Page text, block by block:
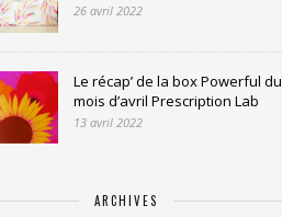
26 avril 2022
Le récap’ de la box Powerful du
mois d’avril Prescription Lab
13 avril 2022
ARCHIVES